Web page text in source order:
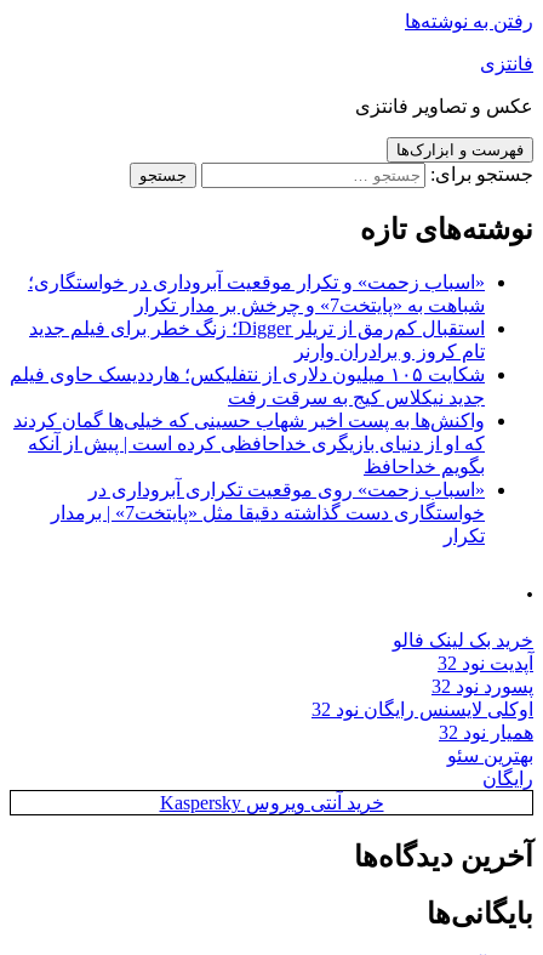
رفتن به نوشته‌ها
فانتزی
عکس و تصاویر فانتزی
فهرست و ابزارک‌ها
جستجو برای:
نوشته‌های تازه
«اسباب زحمت» و تکرار موقعیت آبروداری در خواستگاری؛
شباهت به «پایتخت7» و چرخش بر مدار تکرار
استقبال کم‌رمق از تریلر Digger؛ زنگ خطر برای فیلم جدید
تام کروز و برادران وارنر
شکایت ۱۰۵ میلیون دلاری از نتفلیکس؛ هارددیسک حاوی فیلم
جدید نیکلاس کیج به سرقت رفت
واکنش‌ها به پست اخیر شهاب حسینی که خیلی‌ها گمان کردند
که او از دنیای بازیگری خداحافظی کرده است | پیش از آنکه
بگویم خداحافظ
«اسباب زحمت» روی موقعیت تکراری آبروداری در
خواستگاری دست گذاشته دقیقا مثل «پایتخت7» | برمدار
تکرار
.
خرید بک لینک فالو
آپدیت نود 32
پسورد نود 32
اوکلی لایسنس رایگان نود 32
همیار نود 32
بهترین سئو
رایگان
خرید آنتی ویروس Kaspersky
آخرین دیدگاه‌ها
بایگانی‌ها